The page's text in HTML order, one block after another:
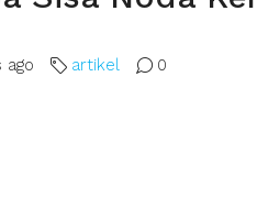
ago artikel 0